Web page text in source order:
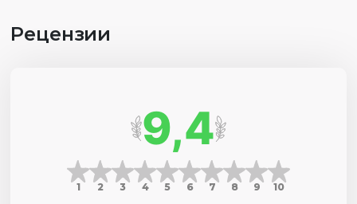
Рецензии
9,4
1 2 3 4 5 6 7 8 9 10